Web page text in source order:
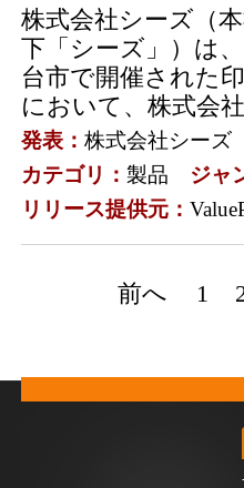
株式会社シーズ（
下「シーズ」）は
台市で開催された
において、株式会
発表： 株式会社シーズ
カテゴリ： 製品 ジャ
リリース提供元：
前へ 1